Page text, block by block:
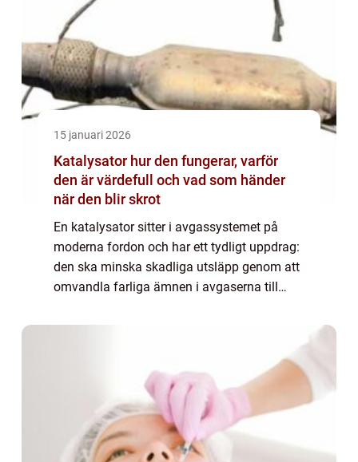
15 januari 2026
Katalysator hur den fungerar, varför
den är värdefull och vad som händer
när den blir skrot
En katalysator sitter i avgassystemet på
moderna fordon och har ett tydligt uppdrag:
den ska minska skadliga utsläpp genom att
omvandla farliga ämnen i avgaserna till
är den mest aktuell först när den går sön...